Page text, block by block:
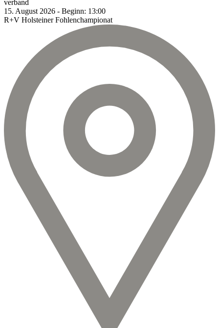
verband
15. August 2026 - Beginn: 13:00
R+V Holsteiner Fohlenchampionat